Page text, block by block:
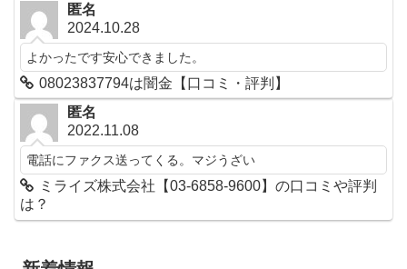
匿名
2024.10.28
よかったです安心できました。
08023837794は闇金【口コミ・評判】
匿名
2022.11.08
電話にファクス送ってくる。マジうざい
ミライズ株式会社【03-6858-9600】の口コミや評判
は？